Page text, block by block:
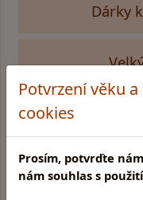
Potvrzení věku
cookies
Prosím, potvrďte
nám souhlas s
Dárky
Glentyno Whisky Shop
Na Malovance 6, Praha